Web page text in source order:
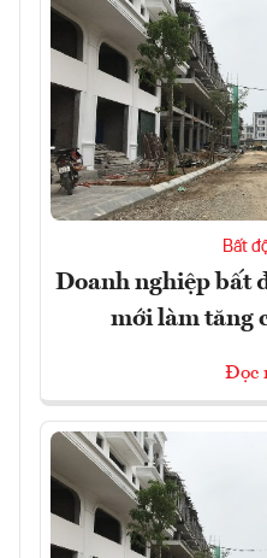
Bất
Doanh nghiệp bất
mới làm tăng
Đọc